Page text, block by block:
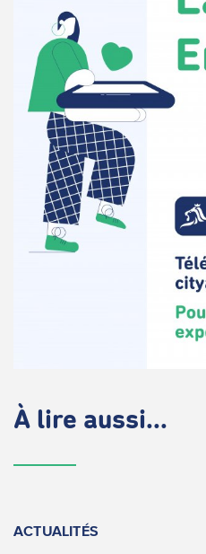
À lire aussi...
ACTUALITÉS